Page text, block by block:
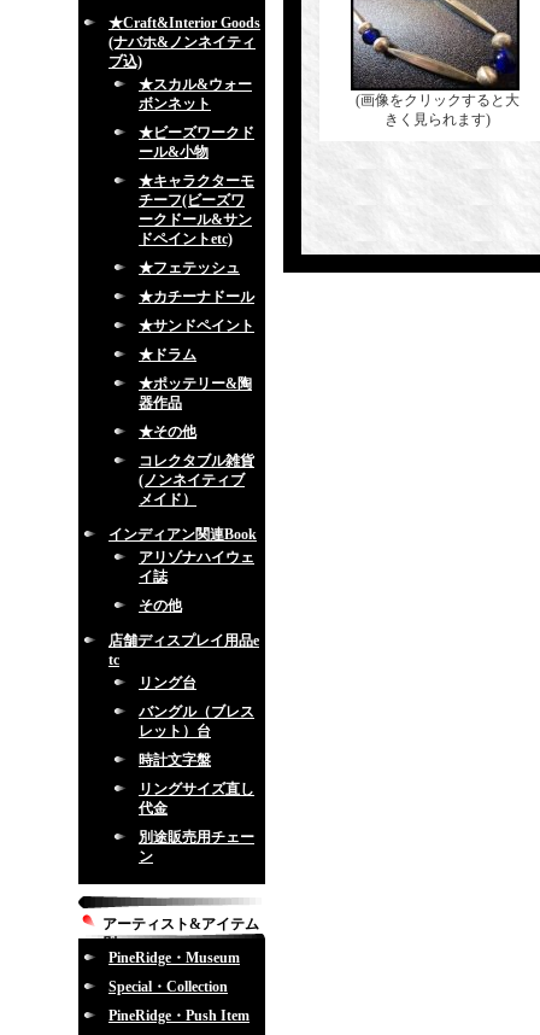
★Craft&Interior Goods
(ナバホ&ノンネイティ
ブ込)
★スカル&ウォー
ボンネット
★ビーズワークド
ール&小物
★キャラクターモ
チーフ(ビーズワ
ークドール&サン
ドペイントetc)
★フェテッシュ
★カチーナドール
★サンドペイント
★ドラム
★ポッテリー&陶
器作品
★その他
コレクタブル雑貨
(ノンネイティブ
メイド）
インディアン関連Book
アリゾナハイウェ
イ誌
その他
店舗ディスプレイ用品e
tc
リング台
バングル（ブレス
レット）台
時計文字盤
リングサイズ直し
代金
別途販売用チェー
ン
アーティスト&アイテム
別
PineRidge・Museum
Special・Collection
PineRidge・Push Item
(画像をクリックすると大
きく見られます)